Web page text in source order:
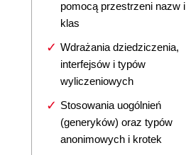
pomocą przestrzeni nazw i
klas
Wdrażania dziedziczenia,
interfejsów i typów
wyliczeniowych
Stosowania uogólnień
(generyków) oraz typów
anonimowych i krotek